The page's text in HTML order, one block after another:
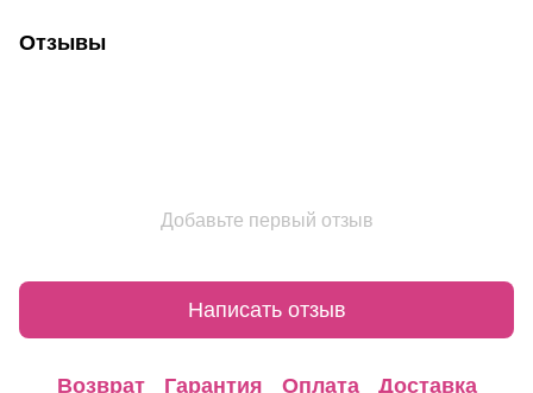
Отзывы
Добавьте первый отзыв
Написать отзыв
Возврат Гарантия Оплата Доставка